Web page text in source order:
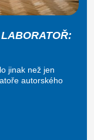
jinak než jen
autorského